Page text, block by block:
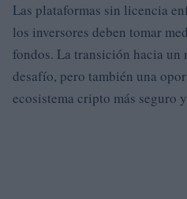
Las plataformas sin licencia
los inversores deben tomar
fondos. La transición hacia un
desafío, pero también una
ecosistema cripto más seguro